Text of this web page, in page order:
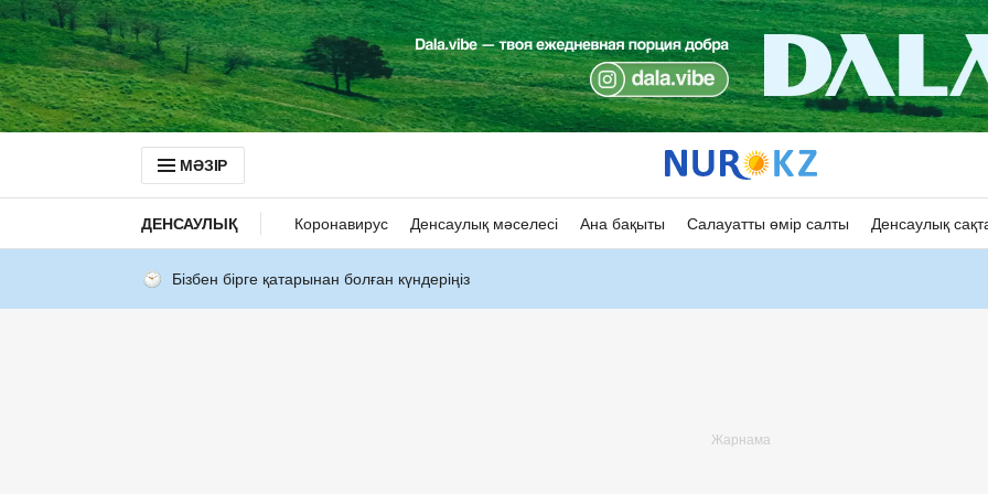
МӘЗІР
ДЕНСАУЛЫҚ Коронавирус Денсаулық мәселесі Ана бақыты Салауатты өмір салты Денсаулық
Бізбен бірге қатарынан болған күндеріңіз